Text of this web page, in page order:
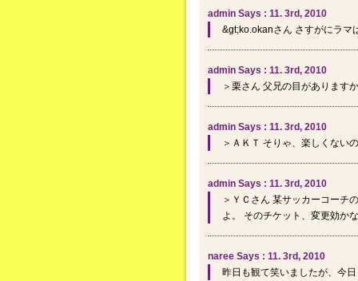
admin Says : 11. 3rd, 2010
&gt;ko.okanさん さすがにラマ
admin Says : 11. 3rd, 2010
＞栗さん 父兄の目があります
admin Says : 11. 3rd, 2010
＞ＡＫＴ そりゃ、楽しくない
admin Says : 11. 3rd, 2010
＞ＹＣさん 某サッカーコーチ
よ。 そのチケット、変更効か
naree Says : 11. 3rd, 2010
昨日も観て笑いましたが、今